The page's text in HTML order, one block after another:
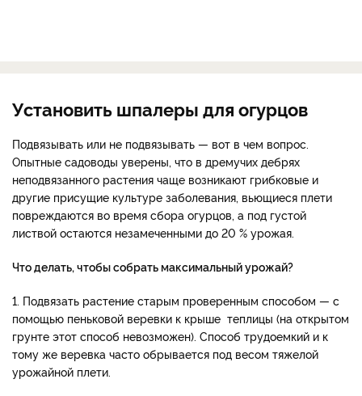
Установить шпалеры для огурцов
Подвязывать или не подвязывать — вот в чем вопрос.
Опытные садоводы уверены, что в дремучих дебрях
неподвязанного растения чаще возникают грибковые и
другие присущие культуре заболевания, вьющиеся плети
повреждаются во время сбора огурцов, а под густой
листвой остаются незамеченными до 20 % урожая.
Что делать, чтобы собрать максимальный урожай?
1. Подвязать растение старым проверенным способом — с
помощью пеньковой веревки к крыше теплицы (на открытом
грунте этот способ невозможен). Способ трудоемкий и к
тому же веревка часто обрывается под весом тяжелой
урожайной плети.